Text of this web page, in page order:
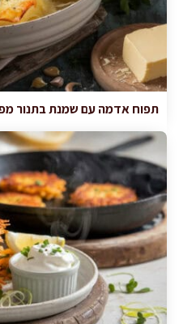
תפוח אדמה עם שמנת בתנור מפנק